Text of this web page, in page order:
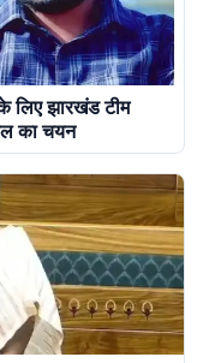
लिए झारखंड टीम
का चयन